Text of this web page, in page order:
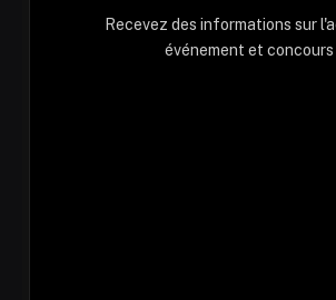
Recevez des informations sur
événement et concours